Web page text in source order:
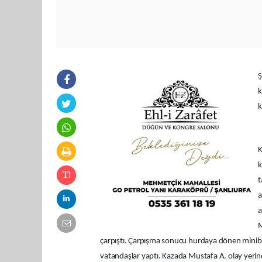
çarpıştı. Çarpışma sonucu hurdaya dönen
vatandaşlar yaptı. Kazada Mustafa A. olay